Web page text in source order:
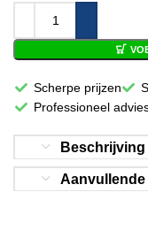
Scherpe prijzen
Professioneel
Beschrijving